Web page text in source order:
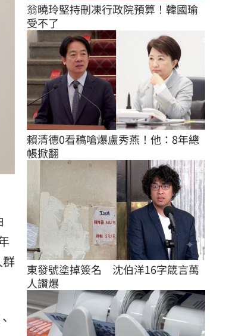
翁曉玲堅持刪凍行政院預算！韓國瑜
受不了
賴清德0看稿嗆爆盧秀燕！他：8年總
帳掀翻
東發號塗掉簽名　沈伯洋16字箴言萬
人讚爆